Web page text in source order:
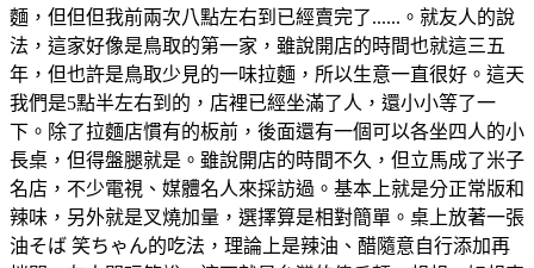
麵，但但但我前兩次八點左右到已經賣完了......。就友人的說
法，這家好像是鳥取的第一家，雖說開店的時間也就這三五
年，但也許是鳥取少見的一味拉麵，所以生意一直很好。這天
我們是5點半左右到的，店裡已經坐滿了人，還小小等了一
下。除了拉麵店慣有的板前，後面還有一個可以各坐四人的小
長桌，但得盤腿就是。雖說開店的時間不久，但立馬成了米子
名店，不少電視、媒體名人來採訪過。基本上就是分正常版和
辣味，另外就是叉燒加量，選擇算是相對簡單。桌上放著一張
油そば 笑ちゃん的吃法，理論上是辣油、醋隨意自行添加再